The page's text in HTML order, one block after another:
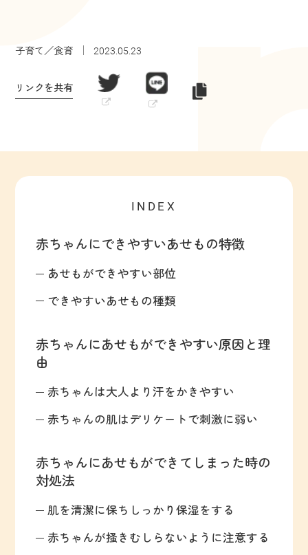
子育て／食育 2023.05.23
リンクを共有
INDEX
赤ちゃんにできやすいあせもの特徴
あせもができやすい部位
できやすいあせもの種類
赤ちゃんにあせもができやすい原因と理
由
赤ちゃんは大人より汗をかきやすい
赤ちゃんの肌はデリケートで刺激に弱い
赤ちゃんにあせもができてしまった時の
対処法
肌を清潔に保ちしっかり保湿をする
赤ちゃんが掻きむしらないように注意する